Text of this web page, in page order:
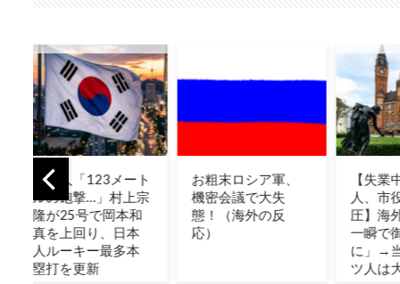
【失業中の靴職
人、市役所を制
圧】海外「今なら
【ヤ
ね
た
応】
お粗末ロシア軍、
機密会議で大失
態！（海外の反
応）